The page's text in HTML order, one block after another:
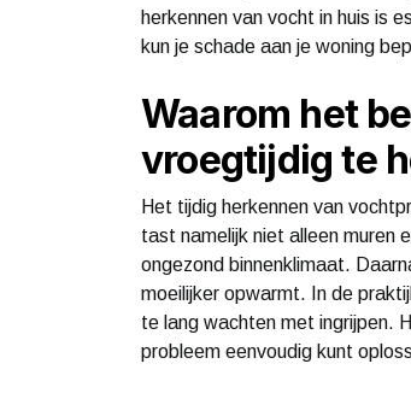
herkennen van vocht in huis is
kun je schade aan je woning
Waarom het
vroegtijdig te
Het tijdig herkennen van
tast namelijk niet alleen muren
ongezond binnenklimaat.
moeilijker opwarmt. In de
te lang wachten met ingrijpen.
probleem eenvoudig kunt